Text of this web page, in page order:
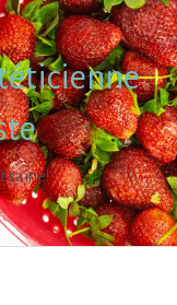
saine!